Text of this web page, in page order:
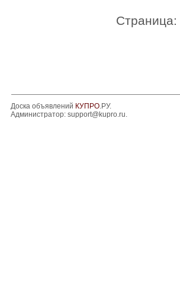
Страница:
Доска объявлений КУПРО.РУ.
Администратор: support@kupro.ru.